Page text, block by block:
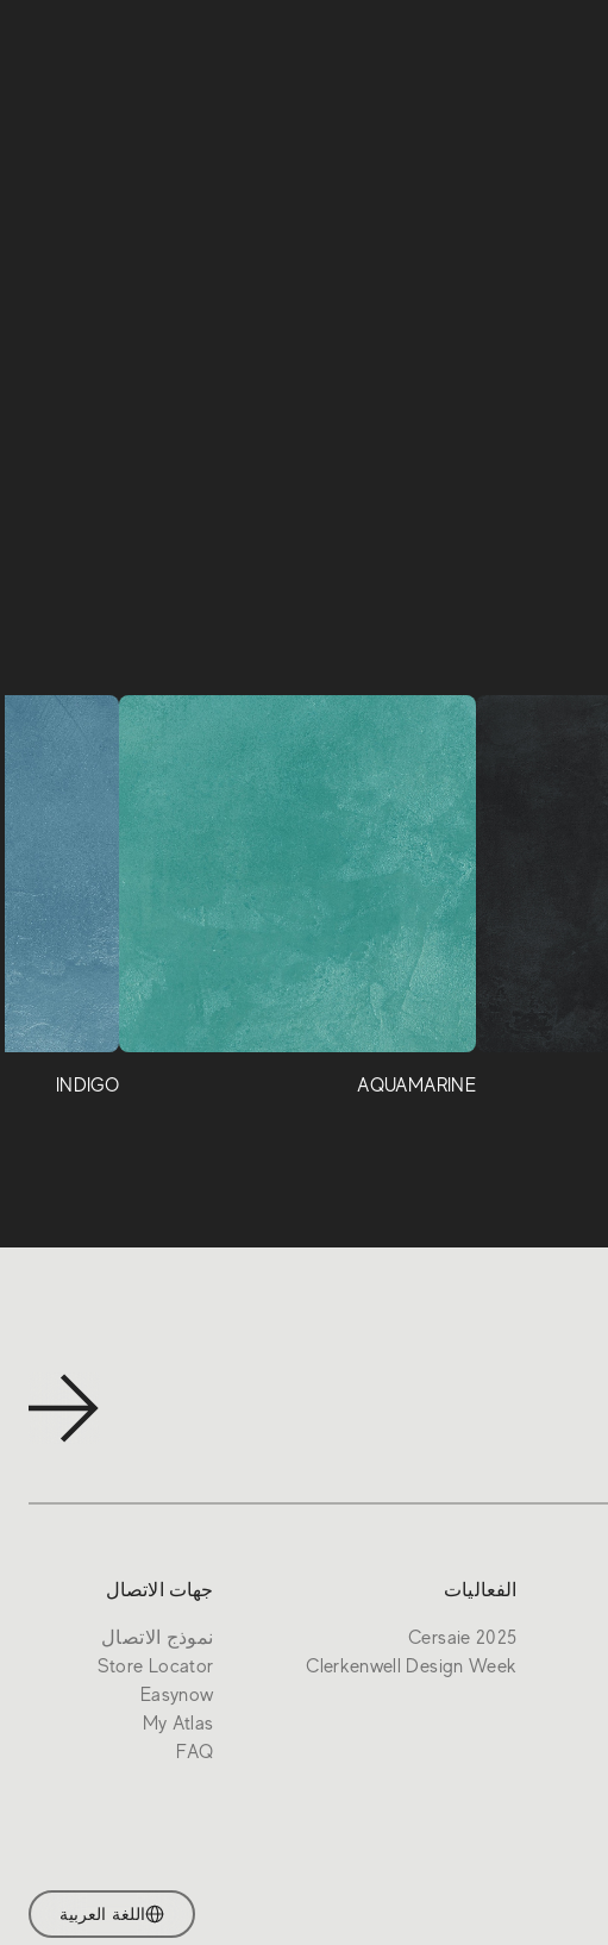
AQUAMARINE
INDIGO
الفعاليات
Cersaie 2025
Clerkenwell Design Week
جهات الاتصال
نموذج الاتصال
Store Locator
Easynow
My Atlas
FAQ
اللغة العربية